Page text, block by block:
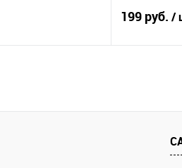
Сравнение
199 руб. /
Купить в 1
В